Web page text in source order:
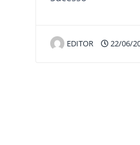
EDITOR 22/06/